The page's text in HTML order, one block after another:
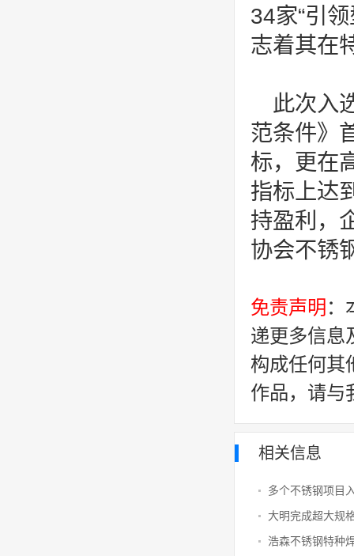
34家“引
志着其在
此次入
范条件》
标，更在
指标上达
持盈利，
协会不锈
免责声明 ：
递更多信息
构成任何其
作品，请与
相关信息
多个不锈钢项目
大明完成超大规
浩森不锈钢特种